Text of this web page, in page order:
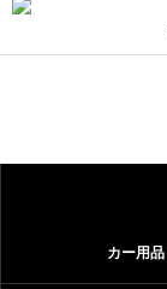
カー用品